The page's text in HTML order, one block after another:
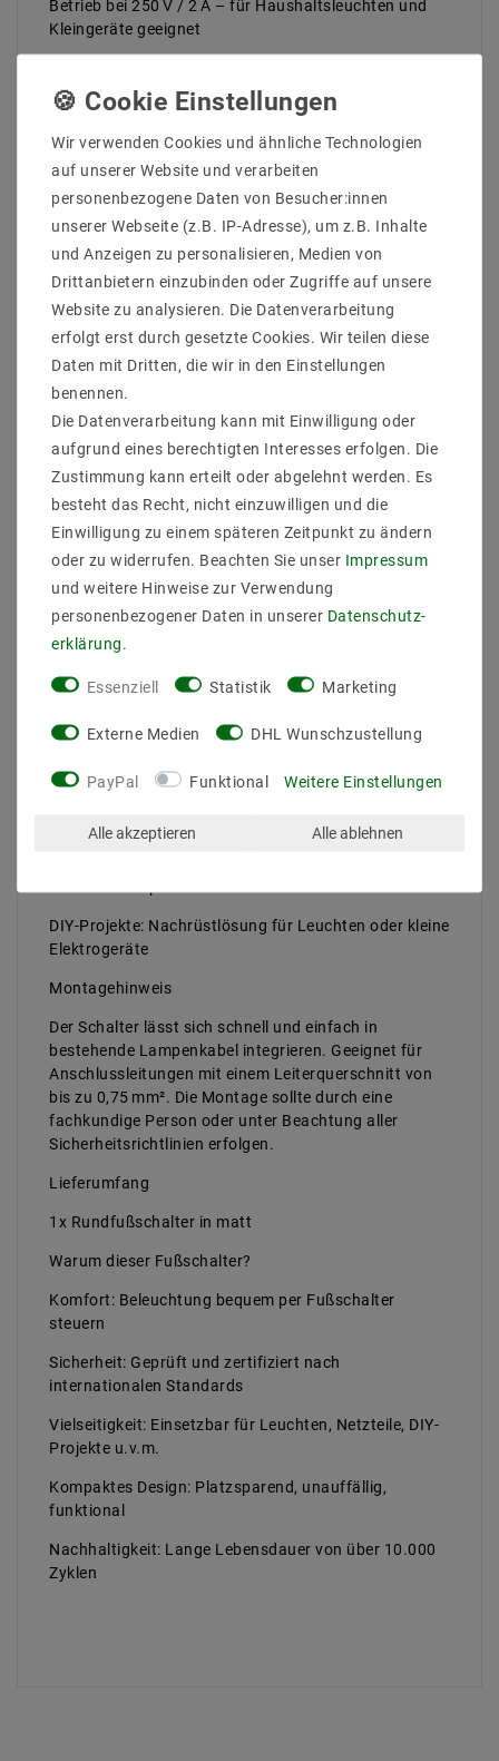
Betrieb bei 250 V / 2 A – für Haushaltsleuchten und
Kleingeräte geeignet
– platzsparend und unauffällig
Langzeiteinsatz
Einfache Bedienung per Fuß – kein Bücken, kein
Suchen nach dem Schalter
Technische Daten
Farbe: Weiß matt (auch in Schwarz erhältlich)
Material: PC oder PP
Nennspannung: 250 V AC (Europa) / 125 V AC (USA)
Nennstrom: 2A (Europa) / 3A (USA)
Kontaktmaterial: Kupfer (Cu)
Kabelführung: Für Leitungen mit max. 0,75 mm²
Querschnitt
Prüfspannung: 2500 V
Umgebungstemperatur: bis zu 55 °C
Lebensdauer: ≥ 10.000 Schaltungen
Maße: Ø70 mm x 24,5 mm
Flammwidrigkeit: 850 °C Drahtprüfung / V-2
Anwendungsbereiche
Wohnzimmer: Komfortable Steuerung von Stehlampen
Schlafzimmer: Ideal als Fußschalter für
Ausschalten ohne Bücken
DIY-Projekte: Nachrüstlösung für Leuchten oder kleine
Elektrogeräte
Montagehinweis
Der Schalter lässt sich schnell und einfach in
bestehende Lampenkabel integrieren. Geeignet für
Anschlussleitungen mit einem Leiterquerschnitt von
bis zu 0,75 mm². Die Montage sollte durch eine
fachkundige Person oder unter Beachtung aller
Sicherheitsrichtlinien erfolgen.
Lieferumfang
1x Rundfußschalter in matt
Warum dieser Fußschalter?
Komfort: Beleuchtung bequem per Fußschalter
steuern
Sicherheit: Geprüft und zertifiziert nach
internationalen Standards
Vielseitigkeit: Einsetzbar für Leuchten, Netzteile, DIY-
Projekte u.v.m.
Kompaktes Design: Platzsparend, unauffällig,
funktional
Nachhaltigkeit: Lange Lebensdauer von über 10.000
Zyklen
Wir verwenden Cookies und ähnliche Technologien
auf unserer Website und verarbeiten
personenbezogene Daten von Besucher:innen
unserer Webseite (z.B. IP-Adresse), um z.B. Inhalte
und Anzeigen zu personalisieren, Medien von
Drittanbietern einzubinden oder Zugriffe auf unsere
Website zu analysieren. Die Datenverarbeitung
erfolgt erst durch gesetzte Cookies. Wir teilen diese
Daten mit Dritten, die wir in den Einstellungen
benennen.
Die Datenverarbeitung kann mit Einwilligung oder
aufgrund eines berechtigten Interesses erfolgen. Die
Zustimmung kann erteilt oder abgelehnt werden. Es
besteht das Recht, nicht einzuwilligen und die
Einwilligung zu einem späteren Zeitpunkt zu ändern
oder zu widerrufen. Beachten Sie unser Impressum
und weitere Hinweise zur Verwendung
personenbezogener Daten in unserer Daten­schutz­
erklärung
Essenziell Statistik Marketing
Externe Medien DHL Wunschzustellung
PayPal Funktional Weitere Einstellungen
Alle akzeptieren Alle ablehnen